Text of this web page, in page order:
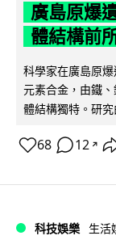
廣島原爆
體結構前
科學家在廣島原
元素合金，由鐵
體結構獨特。研
68 12 ↗
科技娛樂 生活